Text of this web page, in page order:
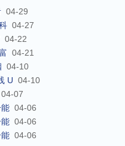
04-29
04-27
04-22
04-21
04-10
U 04-10
04-07
04-06
04-06
04-06